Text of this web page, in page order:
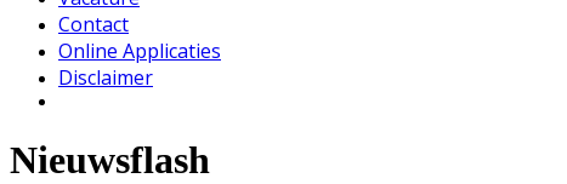
Contact
Online Applicaties
Disclaimer
Nieuwsflash